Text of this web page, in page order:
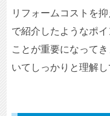
リフォームコストを
で紹介したようなポ
ことが重要になって
いてしっかりと理解し